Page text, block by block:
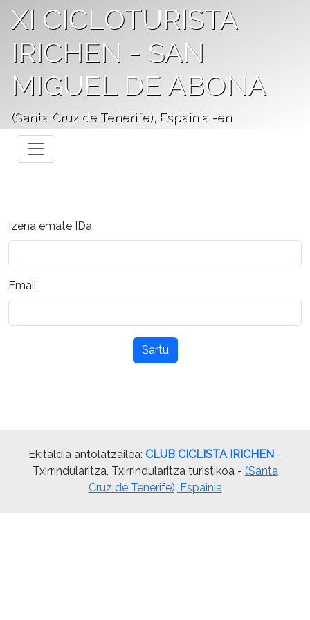
XI CICLOTURISTA
IRICHEN - SAN
MIGUEL DE ABONA
(Santa Cruz de Tenerife), Espainia -en
Izena emate IDa
Email
Sartu
Ekitaldia antolatzailea: CLUB CICLISTA IRICHEN -
Txirrindularitza, Txirrindularitza turistikoa - (Santa
Cruz de Tenerife), Espainia